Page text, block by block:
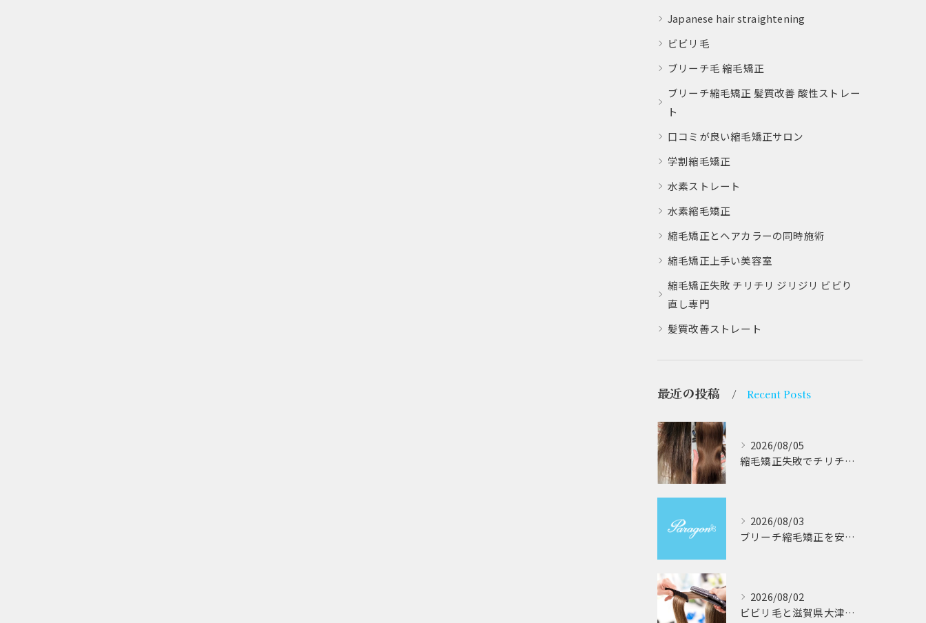
Japanese hair straightening
ビビリ毛
ブリーチ毛 縮毛矯正
ブリーチ縮毛矯正 髪質改善 酸性ストレー
ト
口コミが良い縮毛矯正サロン
学割縮毛矯正
水素ストレート
水素縮毛矯正
縮毛矯正とヘアカラーの同時施術
縮毛矯正上手い美容室
縮毛矯正失敗 チリチリ ジリジリ ビビり
直し専門
髪質改善ストレート
最近の投稿 Recent Posts
2026/08/05
縮毛矯正失敗でチリチリジリジリの髪をビビり直し専門が丁寧に修復する方法解説
2026/08/03
ブリーチ縮毛矯正を安全に受けるための大阪府対応サロン選びと髪質改善のポイント
2026/08/02
ビビリ毛と滋賀県大津市での他店縮毛矯正失敗をパラゴンヘアーが修復する徹底ガイド